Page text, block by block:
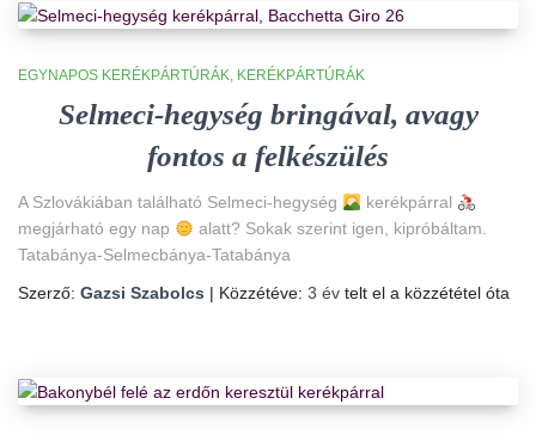
EGYNAPOS KERÉKPÁRTÚRÁK KERÉKPÁRTÚRÁK
Selmeci-hegység bringával, avagy
fontos a felkészülés
A Szlovákiában található Selmeci-hegység
kerékpárral
megjárható egy nap
alatt? Sokak szerint igen, kipróbáltam.
Tatabánya-Selmecbánya-Tatabánya
Szerző: Gazsi Szabolcs | Közzétéve: 3 év telt el a közzététel óta